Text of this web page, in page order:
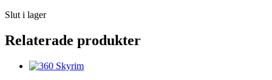
Slut i lager
Relaterade produkter